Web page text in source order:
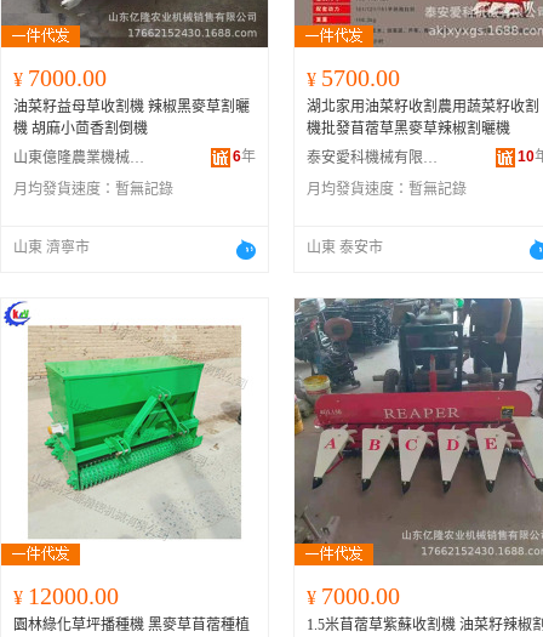
¥ 7000.00
油菜籽益母草收割機 辣椒黑麥草割曬
機 胡麻小茴香割倒機
山東億隆農業機械有限公司
6年
月均發貨速度： 暫無記錄
山東 濟寧市
¥ 5700.00
湖北家用油菜籽收割農用蔬菜籽收割
機批發苜蓿草黑麥草辣椒割曬機
泰安愛科機械有限公司
10
月均發貨速度： 暫無記錄
山東 泰安市
¥ 12000.00
園林綠化草坪播種機 黑麥草苜蓿種植
¥ 7000.00
1.5米苜蓿草紫蘇收割機 油菜籽辣椒